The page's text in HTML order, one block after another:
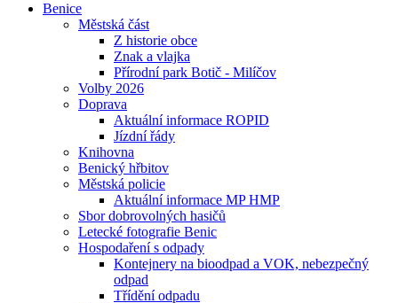
Benice
Městská část
Z historie obce
Znak a vlajka
Přírodní park Botič - Milíčov
Volby 2026
Doprava
Aktuální informace ROPID
Jízdní řády
Knihovna
Benický hřbitov
Městská policie
Aktuální informace MP HMP
Sbor dobrovolných hasičů
Letecké fotografie Benic
Hospodaření s odpady
Kontejnery na bioodpad a VOK, nebezpečný
odpad
Třídění odpadu